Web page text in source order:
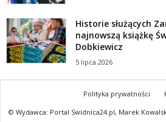
Historie służących
najnowszą książkę
Dobkiewicz
5 lipca 2026
Polityka prywatności
© Wydawca: Portal Swidnica24.pl, Marek